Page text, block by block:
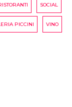
SOCIAL
PICCINI VINO